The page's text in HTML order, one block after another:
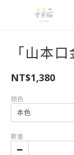
「山本
NT$1,380
顏色
數量